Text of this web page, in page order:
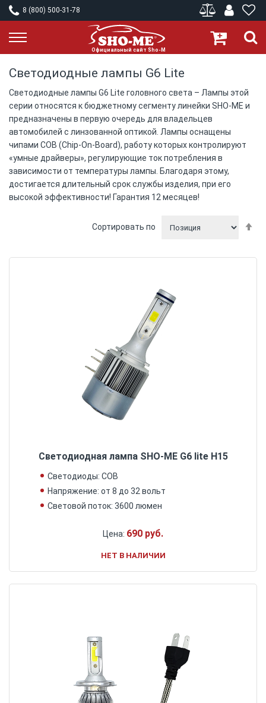
8 (800) 500-31-78
Светодиодные лампы G6 Lite
Светодиодные лампы G6 Lite головного света – Лампы этой
серии относятся к бюджетному сегменту линейки SHO-ME и
предназначены в первую очередь для владельцев
автомобилей с линзованной оптикой. Лампы оснащены
чипами COB (Chip-On-Board), работу которых контролируют
«умные драйверы», регулирующие ток потребления в
зависимости от температуры лампы. Благодаря этому,
достигается длительный срок службы изделия, при его
высокой эффективности! Гарантия 12 месяцев!
Сортировать по
Светодиодная лампа SHO-ME G6 lite H15
Светодиоды: COB
Напряжение: от 8 до 32 вольт
Световой поток: 3600 люмен
Цена: 690 руб.
НЕТ В НАЛИЧИИ